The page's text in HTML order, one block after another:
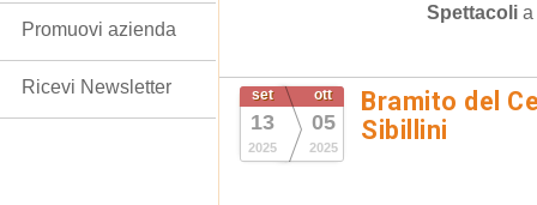
Spettacoli a
set
13
2025
ott
05
2025
Bramito del
Sibillini
Promuovi azienda
Ricevi Newsletter